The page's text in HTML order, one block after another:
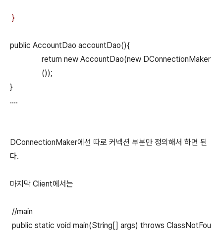
}
public AccountDao accountDao(){
return new AccountDao(new DConnectionMaker
());
}
....
DConnectionMaker에선 따로 커넥션 부분만 정의해서 하면 된
다.
마지막 Client에서는
//main
public static void main(String[] args) throws ClassNotFou